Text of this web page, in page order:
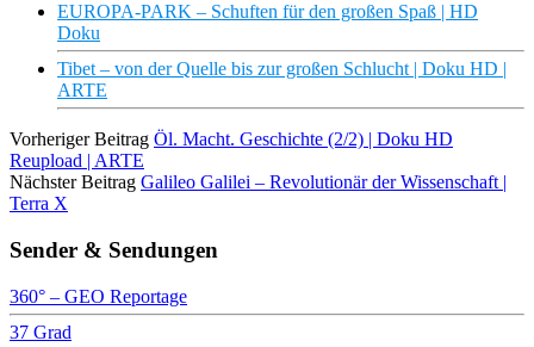
EUROPA-PARK – Schuften für den großen Spaß | HD
Doku
Tibet – von der Quelle bis zur großen Schlucht | Doku HD |
ARTE
Vorheriger Beitrag Öl. Macht. Geschichte (2/2) | Doku HD
Reupload | ARTE
Nächster Beitrag Galileo Galilei – Revolutionär der Wissenschaft |
Terra X
Sender & Sendungen
360° – GEO Reportage
37 Grad